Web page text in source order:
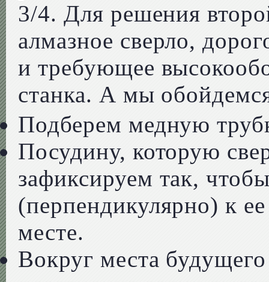
3/4. Для решения
алмазное сверло,
и требующее
станка. А мы
Подберем медную
Посудину, которую
зафиксируем так,
(перпендикулярно) к
месте.
Вокруг места